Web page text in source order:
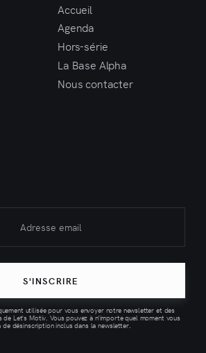
Accueil
Agenda
Hors-série
La Base Alpha
Nous contacter
S'INSCRIRE
utilisée pour vous envoyer notre newsletter et des
Let's Motiv. Vous pouvez à n'importe quel moment vous
désinscription inclus dans la newsletter.